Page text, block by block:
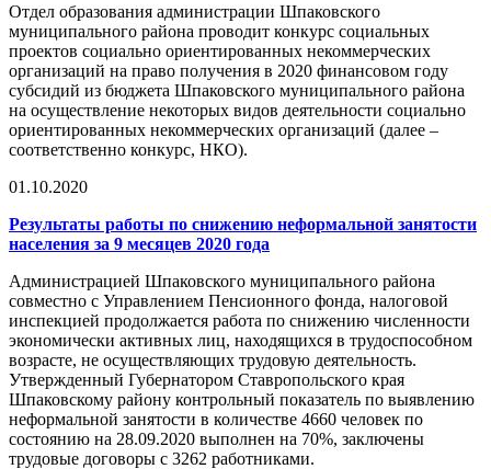
Отдел образования администрации Шпаковского
муниципального района проводит конкурс социальных
проектов социально ориентированных некоммерческих
организаций на право получения в 2020 финансовом году
субсидий из бюджета Шпаковского муниципального района
на осуществление некоторых видов деятельности социально
ориентированных некоммерческих организаций (далее –
соответственно конкурс, НКО).
01.10.2020
Результаты работы по снижению неформальной занятости
населения за 9 месяцев 2020 года
Администрацией Шпаковского муниципального района
совместно с Управлением Пенсионного фонда, налоговой
инспекцией продолжается работа по снижению численности
экономически активных лиц, находящихся в трудоспособном
возрасте, не осуществляющих трудовую деятельность.
Утвержденный Губернатором Ставропольского края
Шпаковскому району контрольный показатель по выявлению
неформальной занятости в количестве 4660 человек по
состоянию на 28.09.2020 выполнен на 70%, заключены
трудовые договоры с 3262 работниками.